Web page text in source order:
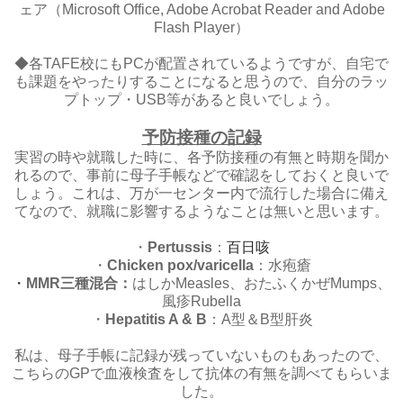
ェア（Microsoft Office, Adobe Acrobat Reader and Adobe
Flash Player）
◆各TAFE校にもPCが配置されているようですが、自宅で
も課題をやったりすることになると思うので、自分のラッ
プトップ・USB等があると良いでしょう。
予防接種の記録
実習の時や就職した時に、各予防接種の有無と時期を聞か
れるので、事前に母子手帳などで確認をしておくと良いで
しょう。これは、万が一センター内で流行した場合に備え
てなので、就職に影響するようなことは無いと思います。
・ Pertussis ： 百日咳
・ Chicken pox/varicella：水疱瘡
・ MMR三種混合： はしかMeasles、おたふくかぜMumps、
風疹Rubella
・ Hepatitis A & B ：A型＆B型肝炎
私は、母子手帳に記録が残っていないものもあったので、
こちらのGPで血液検査をして抗体の有無を調べてもらいま
した。